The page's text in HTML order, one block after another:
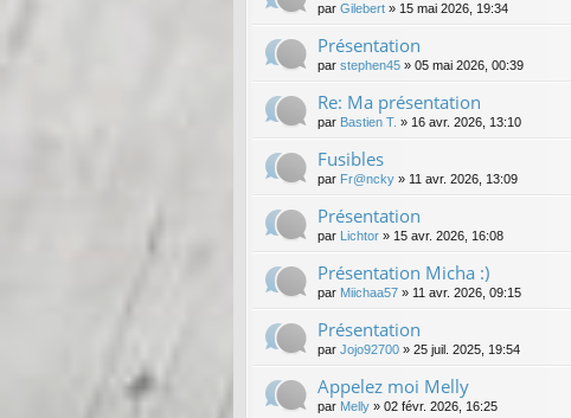
par Gilebert » 15 mai 2026, 19:34
Présentation
par stephen45 » 05 mai 2026, 00:39
Re: Ma présentation
par Bastien T. » 16 avr. 2026, 13:10
Fusibles
par Fr@ncky » 11 avr. 2026, 13:09
Présentation
par Lichtor » 15 avr. 2026, 16:08
Présentation Micha :)
par Miichaa57 » 11 avr. 2026, 09:15
Présentation
par Jojo92700 » 25 juil. 2025, 19:54
Appelez moi Melly
par Melly » 02 févr. 2026, 16:25